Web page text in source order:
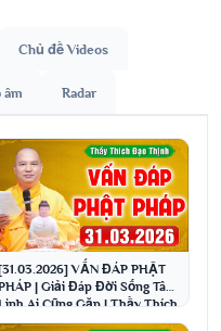
Chủ đề Videos
âm Radar
VẤN ĐÁP PHẬT
| Giải Đáp Đời Sống Tâm
Ai Cũng Gặp | Thầy Thích
Thịnh